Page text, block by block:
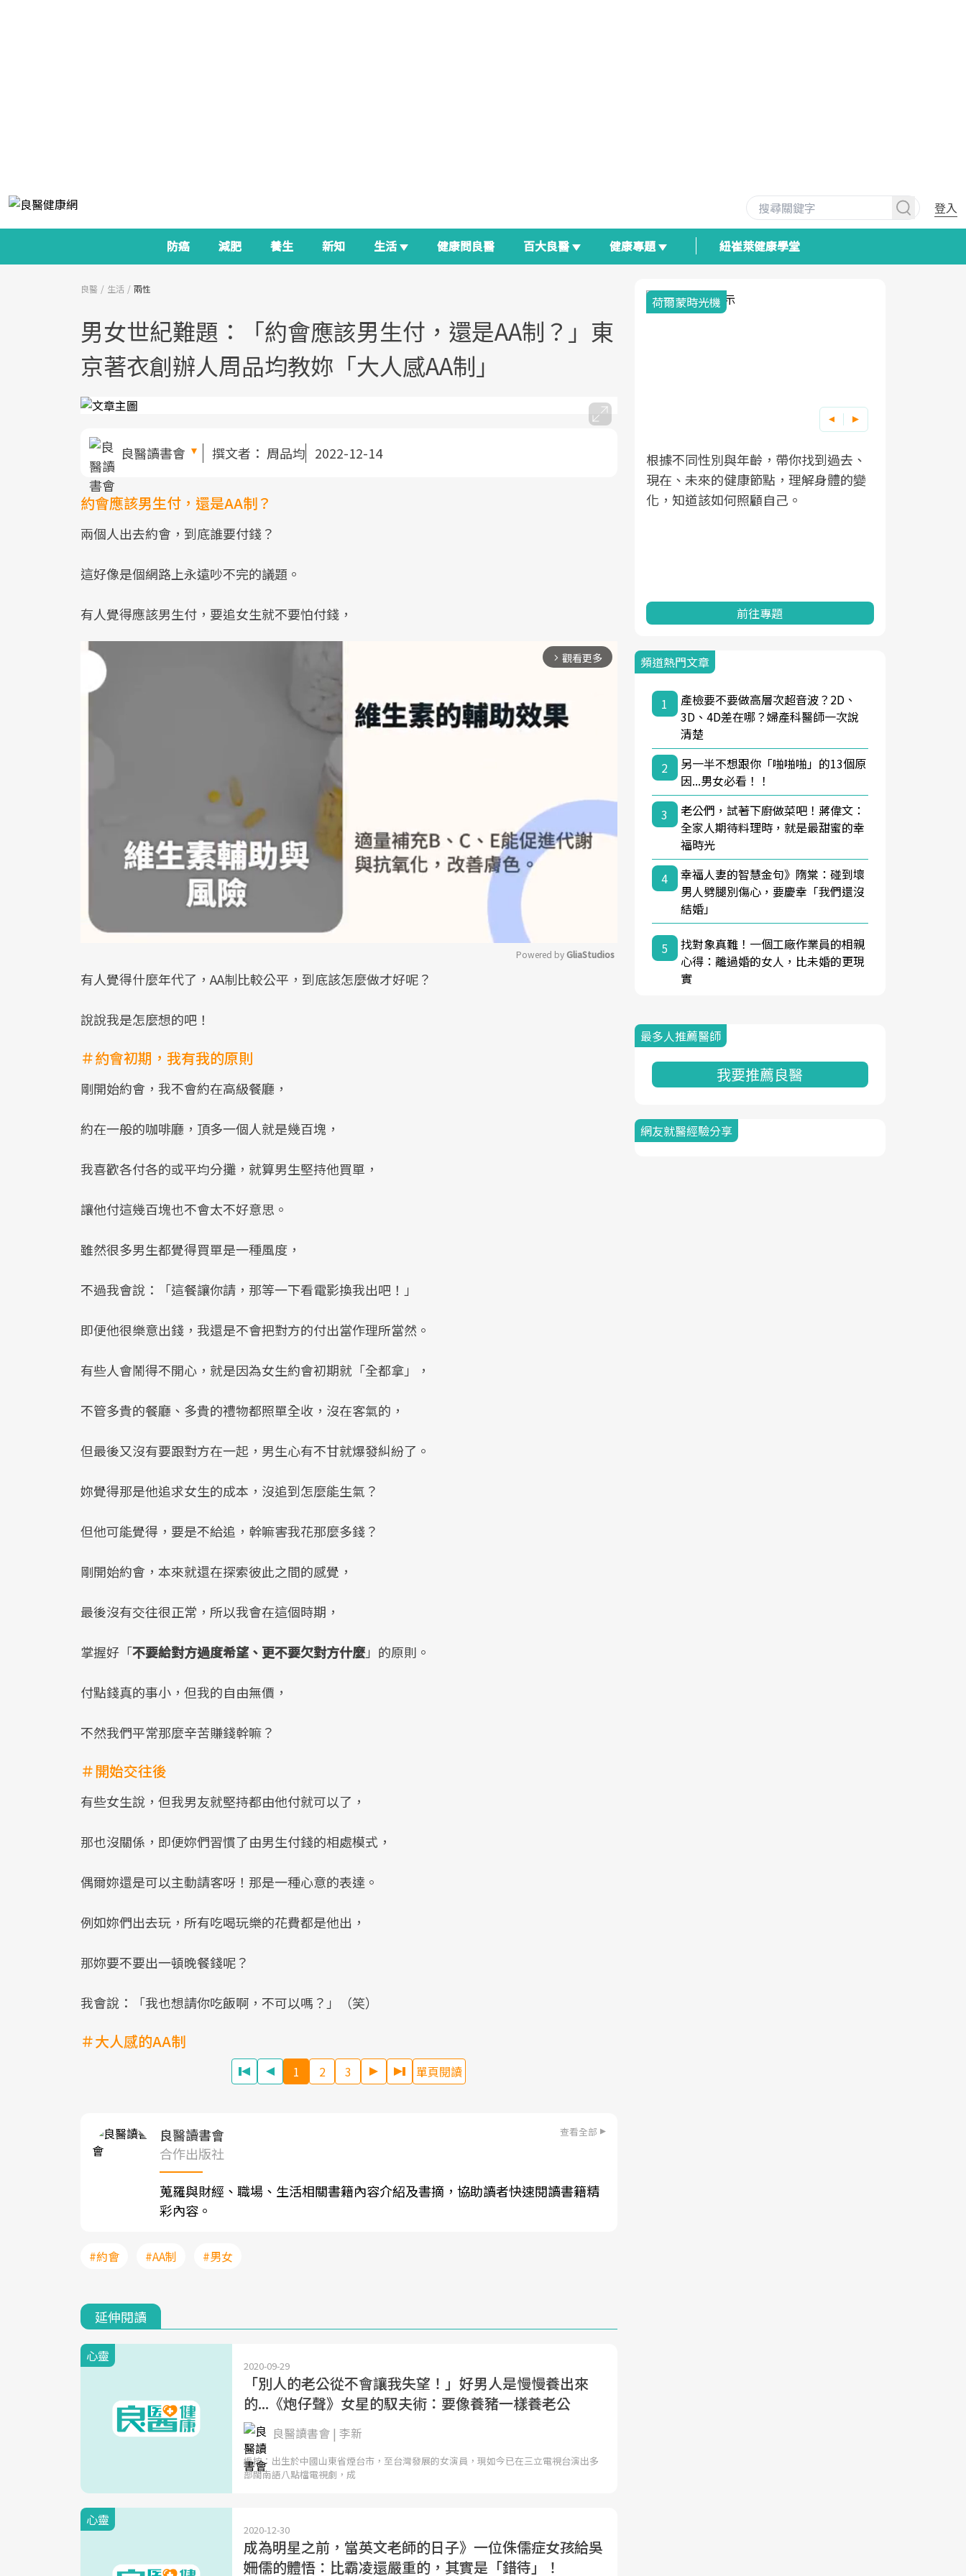
登入
防癌 減肥 養生 新知 生活 健康問良醫 百大良醫 健康專題 紐崔萊健康學堂
良醫 生活 兩性
男女世紀難題：「約會應該男生付，還是AA制？」東
京著衣創辦人周品均教妳「大人感AA制」
良醫讀書會 撰文者： 周品均 2022-12-14
約會應該男生付，還是AA制？
兩個人出去約會，到底誰要付錢？
這好像是個網路上永遠吵不完的議題。
有人覺得應該男生付，要追女生就不要怕付錢，
arrow_forward_ios 觀看更多
Powered by GliaStudios
有人覺得什麼年代了，AA制比較公平，到底該怎麼做才好呢？
說說我是怎麼想的吧！
＃約會初期，我有我的原則
剛開始約會，我不會約在高級餐廳，
約在一般的咖啡廳，頂多一個人就是幾百塊，
我喜歡各付各的或平均分攤，就算男生堅持他買單，
讓他付這幾百塊也不會太不好意思。
雖然很多男生都覺得買單是一種風度，
不過我會說：「這餐讓你請，那等一下看電影換我出吧！」
即便他很樂意出錢，我還是不會把對方的付出當作理所當然。
有些人會鬧得不開心，就是因為女生約會初期就「全都拿」，
不管多貴的餐廳、多貴的禮物都照單全收，沒在客氣的，
但最後又沒有要跟對方在一起，男生心有不甘就爆發糾紛了。
妳覺得那是他追求女生的成本，沒追到怎麼能生氣？
但他可能覺得，要是不給追，幹嘛害我花那麼多錢？
剛開始約會，本來就還在探索彼此之間的感覺，
最後沒有交往很正常，所以我會在這個時期，
掌握好「不要給對方過度希望、更不要欠對方什麼」的原則。
付點錢真的事小，但我的自由無價，
不然我們平常那麼辛苦賺錢幹嘛？
＃開始交往後
有些女生說，但我男友就堅持都由他付就可以了，
那也沒關係，即便妳們習慣了由男生付錢的相處模式，
偶爾妳還是可以主動請客呀！那是一種心意的表達。
例如妳們出去玩，所有吃喝玩樂的花費都是他出，
那妳要不要出一頓晚餐錢呢？
我會說：「我也想請你吃飯啊，不可以嗎？」（笑）
＃大人感的AA制
1 2 3 單頁閱讀
良醫讀書會 查看全部
合作出版社
蒐羅與財經、職場、生活相關書籍內容介紹及書摘，協助讀者快速閱讀書籍精
彩內容。
#約會 #AA制 #男女
延伸閱讀
心靈
2020-09-29
「別人的老公從不會讓我失望！」好男人是慢慢養出來
的...《炮仔聲》女星的馭夫術：要像養豬一樣養老公
良醫讀書會 | 李新
編按：出生於中國山東省煙台市，至台灣發展的女演員，現如今已在三立電視台演出多
部閩南語八點檔電視劇，成
心靈
2020-12-30
成為明星之前，當英文老師的日子》一位侏儒症女孩給吳
姍儒的體悟：比霸凌還嚴重的，其實是「錯待」！
荷爾蒙時光機
根據不同性別與年齡，帶你找到過去、
現在、未來的健康節點，理解身體的變
化，知道該如何照顧自己。
前往專題
頻道熱門文章
1
產檢要不要做高層次超音波？2D、
3D、4D差在哪？婦產科醫師一次說
清楚
2
另一半不想跟你「啪啪啪」的13個原
因...男女必看！！
3
老公們，試著下廚做菜吧！蔣偉文：
全家人期待料理時，就是最甜蜜的幸
福時光
4
幸福人妻的智慧金句》隋棠：碰到壞
男人劈腿別傷心，要慶幸「我們還沒
結婚」
5
找對象真難！一個工廠作業員的相親
心得：離過婚的女人，比未婚的更現
實
最多人推薦醫師
我要推薦良醫
網友就醫經驗分享